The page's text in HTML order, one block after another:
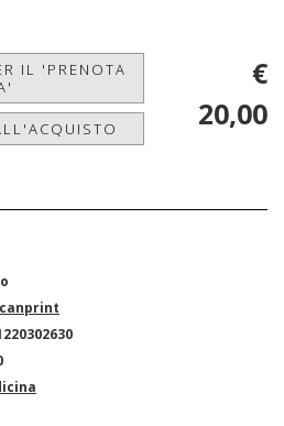
IL 'PRENOTA
€
20,00